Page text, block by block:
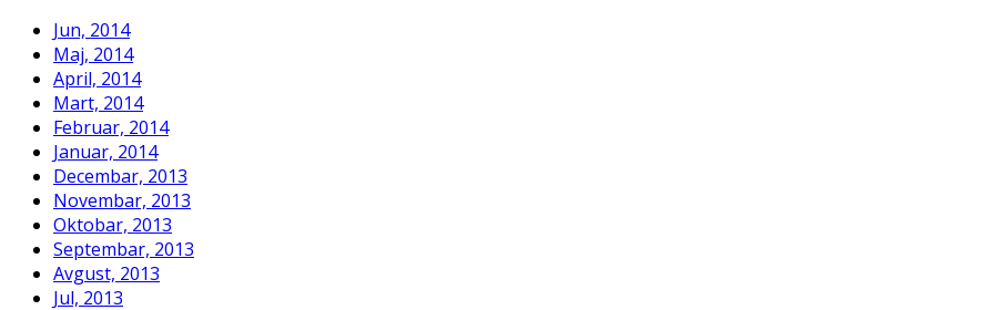
Jun, 2014
Maj, 2014
April, 2014
Mart, 2014
Februar, 2014
Januar, 2014
Decembar, 2013
Novembar, 2013
Oktobar, 2013
Septembar, 2013
Avgust, 2013
Jul, 2013